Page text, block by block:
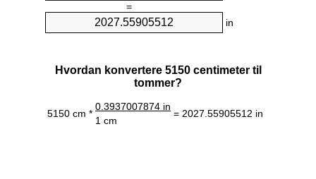
=
in
Hvordan konvertere 5150 centimeter til
tommer?
5150 cm *
0.3937007874 in
= 2027.55905512 in
1 cm